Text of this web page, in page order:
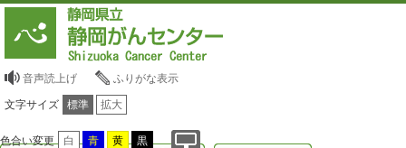
音声読上げ ふりがな表示
文字サイズ 標準 拡大
色合い変更 白 青 黄 黒